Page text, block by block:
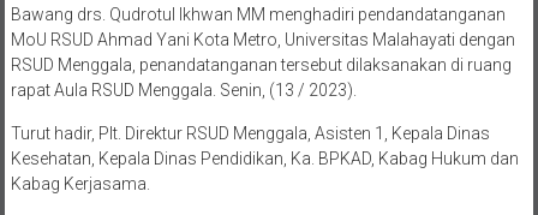
Bawang drs. Qudrotul Ikhwan MM menghadiri pendandatanganan
MoU RSUD Ahmad Yani Kota Metro, Universitas Malahayati dengan
RSUD Menggala, penandatanganan tersebut dilaksanakan di ruang
rapat Aula RSUD Menggala. Senin, (13 / 2023).
Turut hadir, Plt. Direktur RSUD Menggala, Asisten 1, Kepala Dinas
Kesehatan, Kepala Dinas Pendidikan, Ka. BPKAD, Kabag Hukum dan
Kabag Kerjasama.